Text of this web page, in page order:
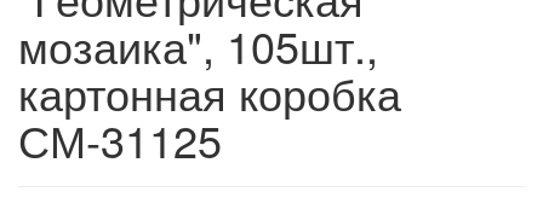
мозаика", 105шт.,
картонная коробка
СМ-31125